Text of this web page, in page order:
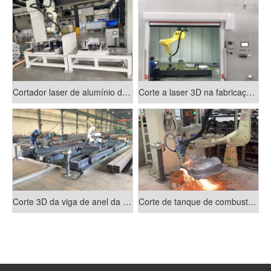
Cortador laser de alumínio do chasis Corte a laser 3D na fabricação de veículos de nova energia
Corte 3D da viga de anel da cabine Corte de tanque de combustível de motocicleta